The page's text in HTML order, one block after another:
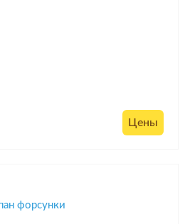
Цены
форсунки